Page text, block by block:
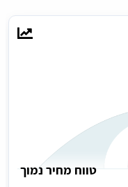
טווח מחיר נמוך